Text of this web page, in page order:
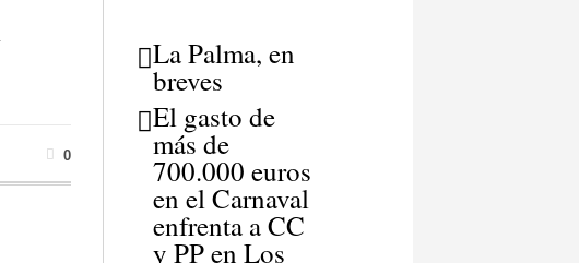
0
La Palma, en
breves
El gasto de
más de
700.000 euros
en el Carnaval
enfrenta a CC
y PP en Los